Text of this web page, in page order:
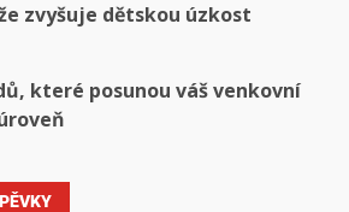
zvyšuje dětskou úzkost
které posunou váš venkovní